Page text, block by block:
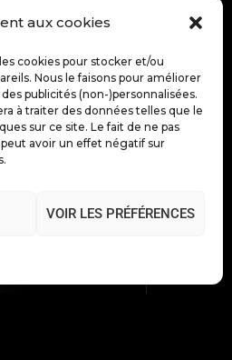
aux cookies
cookies pour stocker et/ou
Nous le faisons pour améliorer
publicités (non-)personnalisées.
à traiter des données telles que le
sur ce site. Le fait de ne pas
avoir un effet négatif sur
VOIR LES PRÉFÉRENCES
TOP